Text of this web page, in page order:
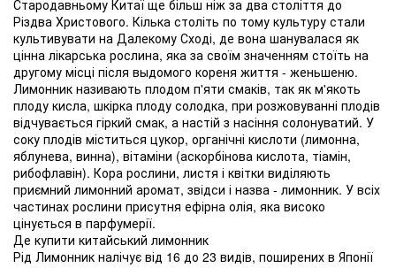
Стародавньому Китаї ще більш ніж за два століття до
Різдва Христового. Кілька століть по тому культуру стали
культивувати на Далекому Сході, де вона шанувалася як
цінна лікарська рослина, яка за своїм значенням стоїть на
другому місці після выдомого кореня життя - женьшеню.
Лимонник називають плодом п'яти смаків, так як м'якоть
плоду кисла, шкірка плоду солодка, при розжовуванні плодів
відчувається гіркий смак, а настій з насіння солонуватий. У
соку плодів міститься цукор, органічні кислоти (лимонна,
яблунева, винна), вітаміни (аскорбінова кислота, тіамін,
рибофлавін). Кора рослини, листя і квітки виділяють
приємний лимонний аромат, звідси і назва - лимонник. У всіх
частинах рослини присутня ефірна олія, яка високо
цінується в парфумерії.
Де купити китайський лимонник
Рід Лимонник налічує від 16 до 23 видів, поширених в Японії